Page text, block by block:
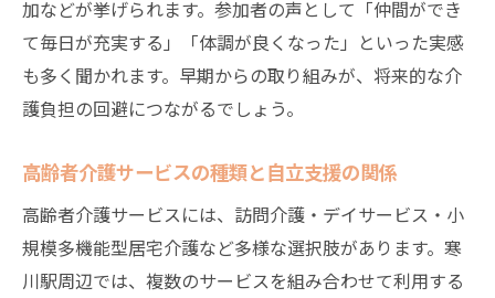
加などが挙げられます。参加者の声として「仲間ができ
て毎日が充実する」「体調が良くなった」といった実感
も多く聞かれます。早期からの取り組みが、将来的な介
護負担の回避につながるでしょう。
高齢者介護サービスの種類と自立支援の関係
高齢者介護サービスには、訪問介護・デイサービス・小
規模多機能型居宅介護など多様な選択肢があります。寒
川駅周辺では、複数のサービスを組み合わせて利用する